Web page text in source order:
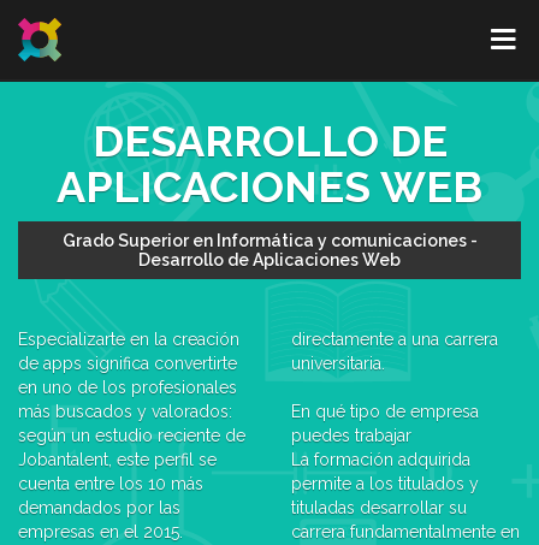
DESARROLLO DE
APLICACIONES WEB
Grado Superior en Informática y comunicaciones -
Desarrollo de Aplicaciones Web
Especializarte en la creación
de apps significa convertirte
en uno de los profesionales
más buscados y valorados:
según un estudio reciente de
Jobantalent, este perfil se
cuenta entre los 10 más
demandados por las
empresas en el 2015.
directamente a una carrera
universitaria.
En qué tipo de empresa
puedes trabajar
La formación adquirida
permite a los titulados y
tituladas desarrollar su
carrera fundamentalmente en